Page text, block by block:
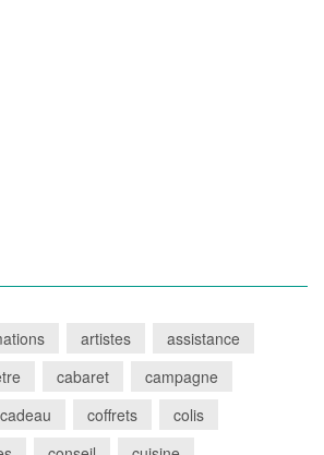
artistes
assistance
cabaret
campagne
coffrets
colis